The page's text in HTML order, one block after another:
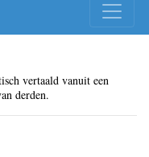
vertaald vanuit een
derden.